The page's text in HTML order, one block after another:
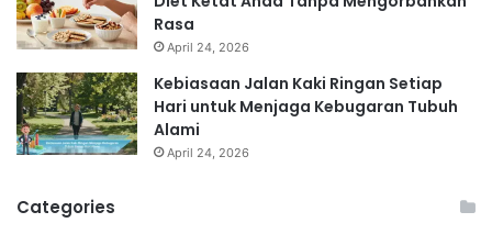
Rasa
April 24, 2026
Kebiasaan Jalan Kaki Ringan Setiap
Hari untuk Menjaga Kebugaran Tubuh
Alami
April 24, 2026
Categories